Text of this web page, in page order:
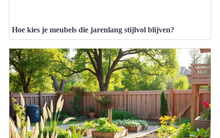
Hoe kies je meubels die jarenlang stijlvol blijven?